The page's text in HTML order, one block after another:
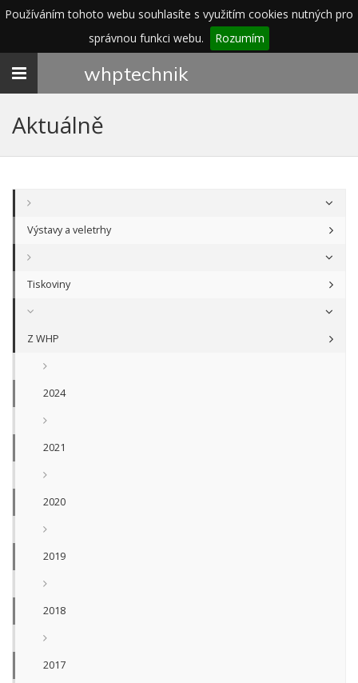
Používáním tohoto webu souhlasíte s využitím cookies nutných pro
správnou funkci webu.
Rozumím
Toggle
whptechnik
Aktuálně
Výstavy a veletrhy
Tiskoviny
Z WHP
2024
2021
2020
2019
2018
2017